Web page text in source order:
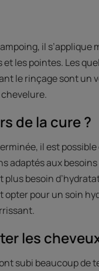
il s’applique
et les pointes. Les
le rinçage sont un
de la cure ?
il est possible
adaptés aux
plus besoin
opter pour un soin
les
subi beaucoup de